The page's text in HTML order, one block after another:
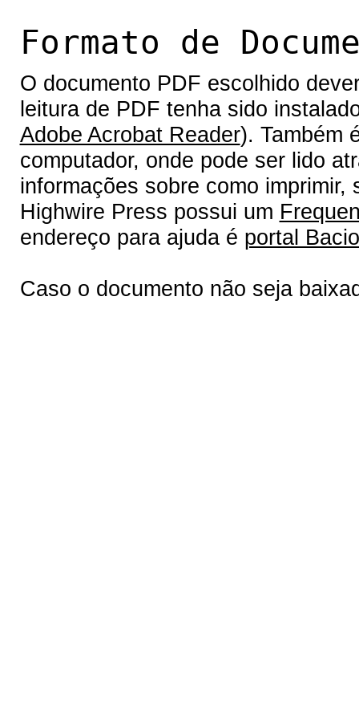
Formato de
O documento PDF escolhido
leitura de PDF tenha sido
Adobe Acrobat Reader). Também
computador, onde pode ser lido
informações sobre como
Highwire Press possui um
endereço para ajuda é portal
Caso o documento não seja